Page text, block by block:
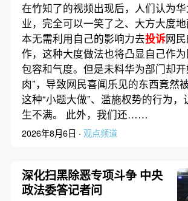
在竹知了的视频出现后，人们认为
业，完全可以一笑了之、大方大度
本无需利用自己的影响力去投诉网
作，这种大度做法也将凸显自己作
包容和气度。但是未料华为部门却开
肉”，导致网民喜闻乐见的东西竟然
这种“小题大做”、滥施权势的行为，
生不满。 此外，我们还……
2026年8月6日 · 观点频道
深化扫黑除恶专项斗争 中央
政法委答记者问